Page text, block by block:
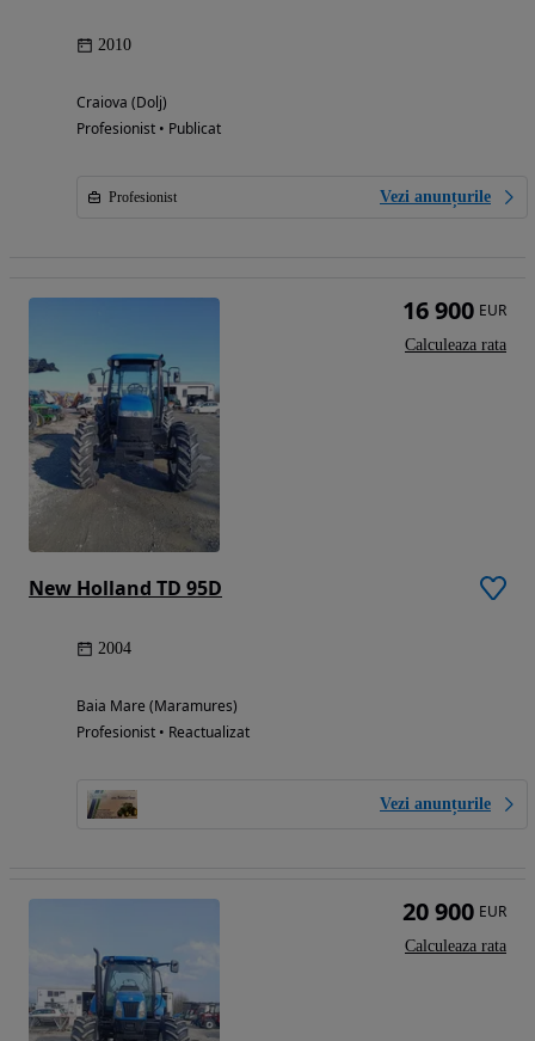
2010
Craiova (Dolj)
Profesionist • Publicat
Profesionist Vezi anunțurile
New Holland TD 95D
2004
Baia Mare (Maramures)
Profesionist • Reactualizat
Vezi anunțurile
16 900 EUR
Calculeaza rata
20 900 EUR
Calculeaza rata